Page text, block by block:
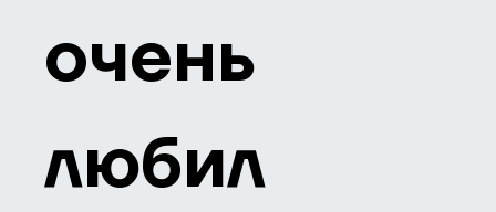
очень
любил